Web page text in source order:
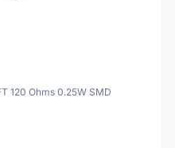
120 Ohms 0.25W SMD